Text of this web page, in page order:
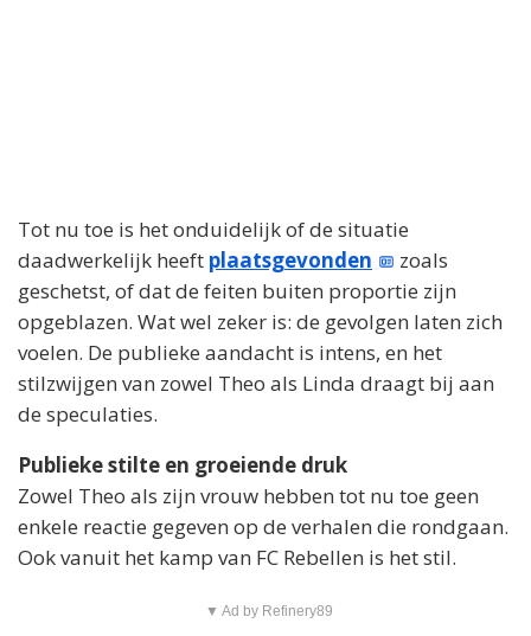
Tot nu toe is het onduidelijk of de situatie
daadwerkelijk heeft plaatsgevonden
zoals
geschetst, of dat de feiten buiten proportie zijn
opgeblazen. Wat wel zeker is: de gevolgen laten zich
voelen. De publieke aandacht is intens, en het
stilzwijgen van zowel Theo als Linda draagt bij aan
de speculaties.
Publieke stilte en groeiende druk
Zowel Theo als zijn vrouw hebben tot nu toe geen
enkele reactie gegeven op de verhalen die rondgaan.
Ook vanuit het kamp van FC Rebellen is het stil.
▼ Ad by Refinery89